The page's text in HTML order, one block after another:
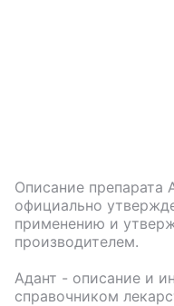
Описание препарата
официально
применению и
производителем.
Адант - описание и
справочником